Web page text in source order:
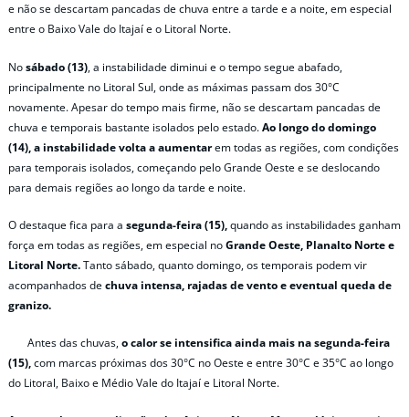
e não se descartam pancadas de chuva entre a tarde e a noite, em especial
entre o Baixo Vale do Itajaí e o Litoral Norte.
Nosábado (13),a instabilidade diminui eo tempo segue abafado,
principalmente no Litoral Sul, onde as máximas passam dos 30°C
novamente. Apesar do tempo mais firme, não se descartam pancadas de
chuva e temporais bastante isolados pelo estado.Ao longo dodomingo
(14), a instabilidade volta a aumentarem todas as regiões, com condições
para temporais isolados, começando pelo Grande Oeste e se deslocando
para demais regiões ao longo da tarde e noite.
O destaque fica para a segunda-feira (15),quando as instabilidades ganham
força em todas as regiões, em especial noGrande Oeste, Planalto Norte e
Litoral Norte.Tanto sábado, quanto domingo, os temporais podem vir
acompanhados dechuva intensa, rajadas de vento e eventual queda de
granizo.
Antes das chuvas,o calor se intensifica ainda mais na segunda-feira
(15),com marcas próximas dos 30°C no Oeste e entre 30°C e 35°C ao longo
do Litoral, Baixo e Médio Vale do Itajaí e Litoral Norte.